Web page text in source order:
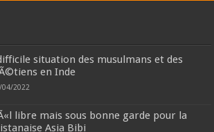
situation des musulmans et des
en Inde
04/2022
libre mais sous bonne garde pour la
Asia Bibi